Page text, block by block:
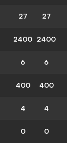
27 27
2400 2400
6 6
400 400
4 4
0 0